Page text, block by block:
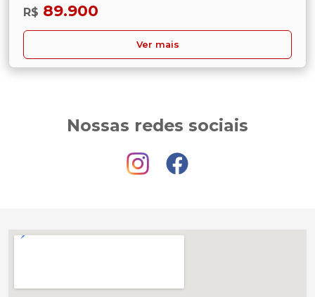
R$ 89.900
Ver mais
Nossas redes sociais